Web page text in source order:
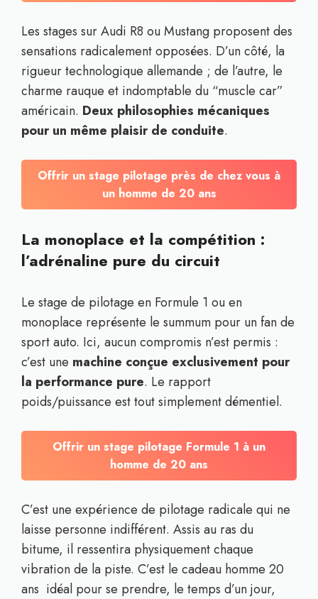
Les stages sur Audi R8 ou Mustang proposent des
sensations radicalement opposées. D’un côté, la
rigueur technologique allemande ; de l’autre, le
charme rauque et indomptable du “muscle car”
américain. Deux philosophies mécaniques
pour un même plaisir de conduite.
Offrir un stage pilotage près de chez vous à
un homme de 20 ans
La monoplace et la compétition :
l’adrénaline pure du circuit
Le stage de pilotage en Formule 1 ou en
monoplace représente le summum pour un fan de
sport auto. Ici, aucun compromis n’est permis :
c’est une machine conçue exclusivement pour
la performance pure. Le rapport
poids/puissance est tout simplement démentiel.
Offrir un stage pilotage Formule 1 à un
homme de 20 ans
C’est une expérience de pilotage radicale qui ne
laisse personne indifférent. Assis au ras du
bitume, il ressentira physiquement chaque
vibration de la piste. C’est le cadeau homme 20
ans idéal pour se prendre, le temps d’un jour,